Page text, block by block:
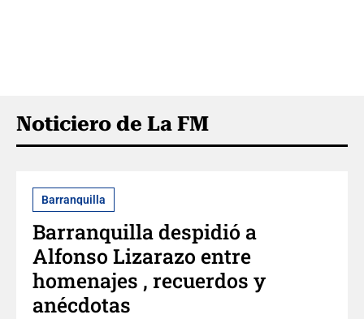
Noticiero de La FM
Barranquilla
Barranquilla despidió a
Alfonso Lizarazo entre
homenajes , recuerdos y
anécdotas